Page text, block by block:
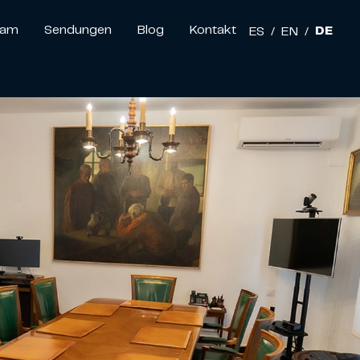
Sendungen Blog Kontakt ES / EN / DE